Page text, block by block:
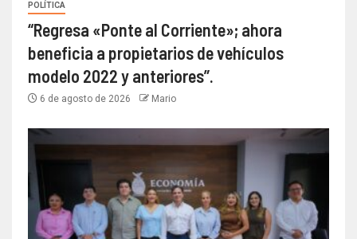
POLÍTICA
“Regresa «Ponte al Corriente»; ahora
beneficia a propietarios de vehículos
modelo 2022 y anteriores”.
6 de agosto de 2026 Mario